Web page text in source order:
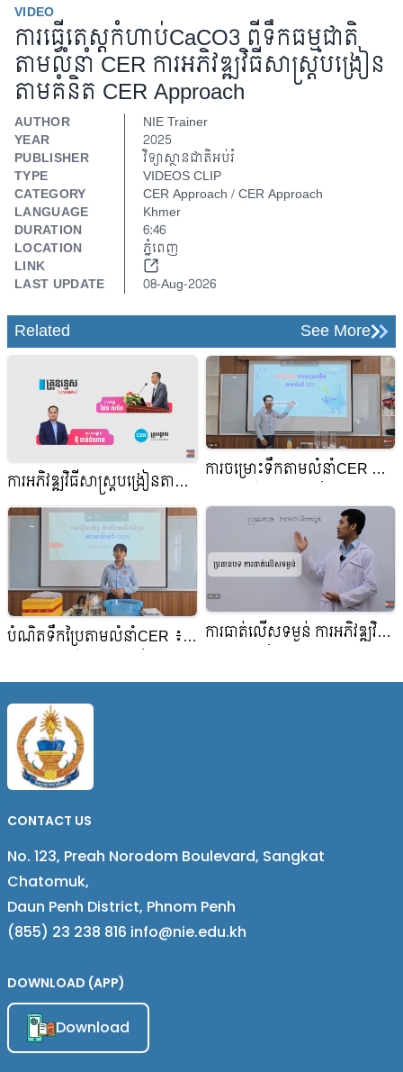
Play Video
VIDEO
ការធ្វើតេស្តកំហាប់CaCO3 ពីទឹកធម្មជាតិ
តាមលំនាំ CER ការអភិវឌ្ឍវិធីសាស្រ្តបង្រៀន
តាមគំនិត CER Approach
AUTHOR
NIE Trainer
YEAR
2025
PUBLISHER
វិទ្យាស្ថានជាតិអប់រំ
TYPE
VIDEOS CLIP
CATEGORY
CER Approach / CER Approach
LANGUAGE
Khmer
DURATION
6:46
LOCATION
ភ្នំពេញ
LINK
LAST UPDATE
08-Aug-2026
Related See More
ការអភិវឌ្ឍវិធីសាស្រ្តបង្រៀនតាម
គំនិត CER Approach
ការចម្រោះទឹកតាមលំនាំCER ការ
CER Approach
បំណិតទឹកប្រៃតាមលំនាំCER ៖
គំនិត CER Approach
ការធាត់លើសទម្ងន់ ការអភិវឌ្ឍវិធី
Approach
CONTACT US
No. 123, Preah Norodom Boulevard, Sangkat
Chatomuk,
Daun Penh District, Phnom Penh
(855) 23 238 816 info@nie.edu.kh
DOWNLOAD (APP)
Download